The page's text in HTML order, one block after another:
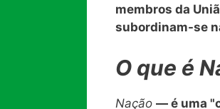
membros da
subordinam-se
O que é
Nação — é uma